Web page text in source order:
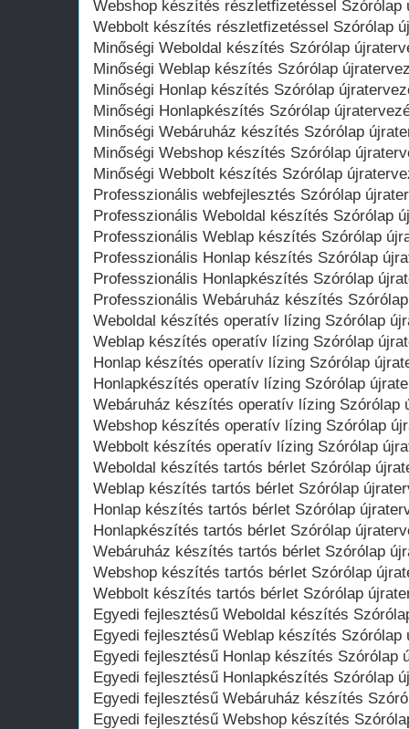
Webshop készítés részletfizetéssel Szórólap
Webbolt készítés részletfizetéssel Szórólap
Minőségi Weboldal készítés Szórólap
Minőségi Weblap készítés Szórólap
Minőségi Honlap készítés Szórólap
Minőségi Honlapkészítés Szórólap
Minőségi Webáruház készítés Szórólap
Minőségi Webshop készítés Szórólap
Minőségi Webbolt készítés Szórólap
Professzionális webfejlesztés Szórólap
Professzionális Weboldal készítés Szórólap
Professzionális Weblap készítés Szórólap
Professzionális Honlap készítés Szórólap
Professzionális Honlapkészítés Szórólap
Professzionális Webáruház készítés
Weboldal készítés operatív lízing Szórólap
Weblap készítés operatív lízing Szórólap
Honlap készítés operatív lízing Szórólap
Honlapkészítés operatív lízing Szórólap
Webáruház készítés operatív lízing Szórólap
Webshop készítés operatív lízing Szórólap
Webbolt készítés operatív lízing Szórólap
Weboldal készítés tartós bérlet Szórólap
Weblap készítés tartós bérlet Szórólap
Honlap készítés tartós bérlet Szórólap
Honlapkészítés tartós bérlet Szórólap
Webáruház készítés tartós bérlet Szórólap
Webshop készítés tartós bérlet Szórólap
Webbolt készítés tartós bérlet Szórólap
Egyedi fejlesztésű Weboldal készítés
Egyedi fejlesztésű Weblap készítés Szórólap
Egyedi fejlesztésű Honlap készítés Szórólap
Egyedi fejlesztésű Honlapkészítés Szórólap
Egyedi fejlesztésű Webáruház készítés
Egyedi fejlesztésű Webshop készítés